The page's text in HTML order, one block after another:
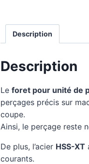
Description
Description
Le foret pour unité de
perçages précis sur
coupe.
Ainsi, le perçage reste
De plus, l’acier HSS-XT
courants.